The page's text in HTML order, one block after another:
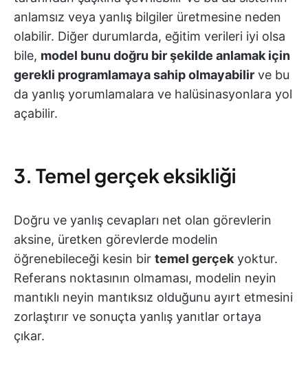
anlamsız veya yanlış bilgiler üretmesine neden
olabilir. Diğer durumlarda, eğitim verileri iyi olsa
bile, model bunu doğru bir şekilde anlamak için
gerekli programlamaya sahip olmayabilir ve bu
da yanlış yorumlamalara ve halüsinasyonlara yol
açabilir.
3. Temel gerçek eksikliği
Doğru ve yanlış cevapları net olan görevlerin
aksine, üretken görevlerde modelin
öğrenebileceği kesin bir temel gerçek yoktur.
Referans noktasının olmaması, modelin neyin
mantıklı neyin mantıksız olduğunu ayırt etmesini
zorlaştırır ve sonuçta yanlış yanıtlar ortaya
çıkar.